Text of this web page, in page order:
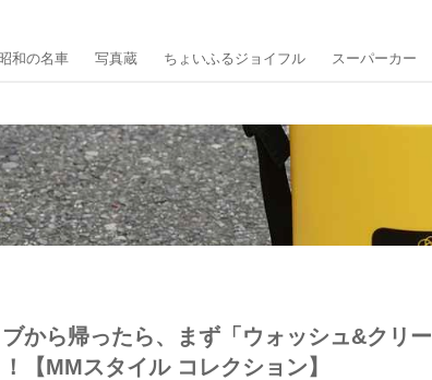
昭和の名車 写真蔵 ちょいふるジョイフル スーパーカー
から帰ったら、まず「ウォッシュ&クリー
【MMスタイル コレクション】